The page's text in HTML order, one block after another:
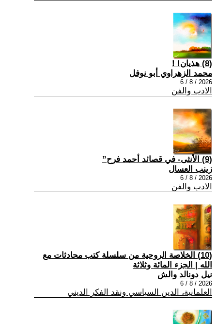
(8) هذيان! !
محمد الزهراوي أبو نوفل
2026 / 8 / 6
الادب والفن
(9) الأنثى- في قصائد أحمد فرح”
زينب العسال
2026 / 8 / 6
الادب والفن
(10) الخلاصة الروحية من سلسلة كتب محادثات مع
الله | الجزء المائة وثلاثة
نيل دونالد والش
2026 / 8 / 6
العلمانية، الدين السياسي ونقد الفكر الديني